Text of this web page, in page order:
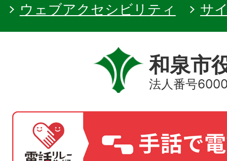
ウェブアクセシビリティ
サ
和泉市
法人番号